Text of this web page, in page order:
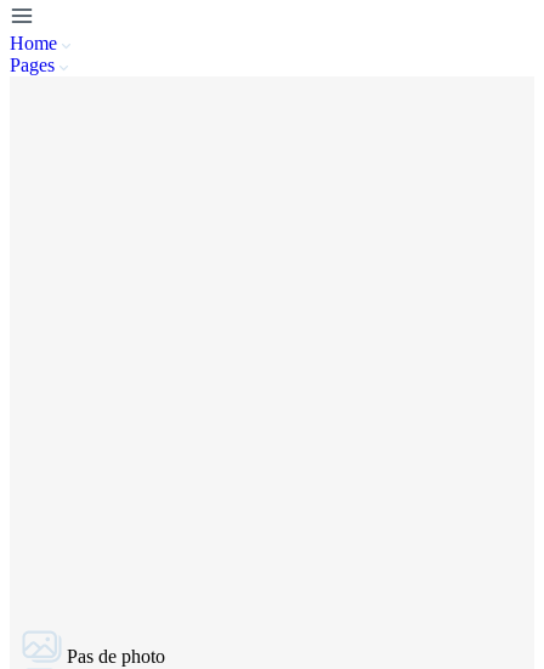
Home
Pages
Pas de photo